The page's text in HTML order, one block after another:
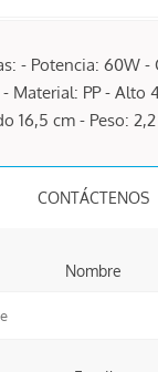
- Potencia: 60W -
Material: PP - Alto
16,5 cm - Peso:
CONTÁCTENOS
Nombre